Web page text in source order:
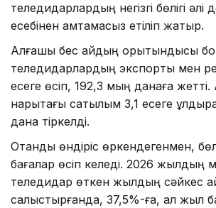
теледидарлардың негізгі бөлігі әлі
есебінен қамтамасыз етіліп жатыр.
Алғашқы бес айдың қорытындысы
теледидарлардың экспорты мен
есеге өсіп, 192,3 мың данаға жетті.
нарықтағы сатылым 3,1 есеге
дана тіркелді.
Отандық өндіріс өркендегенмен,
бағалар өсіп келеді. 2026 жылдың
теледидар өткен жылдың сәйкес
салыстырғанда, 37,5%-ға, ал жыл